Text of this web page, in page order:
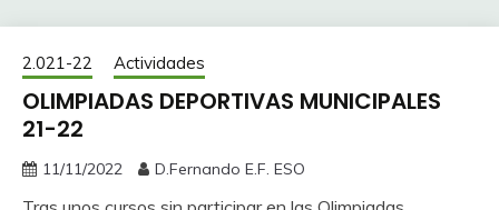
2.021-22 Actividades
OLIMPIADAS DEPORTIVAS MUNICIPALES
21-22
11/11/2022 D.Fernando E.F. ESO